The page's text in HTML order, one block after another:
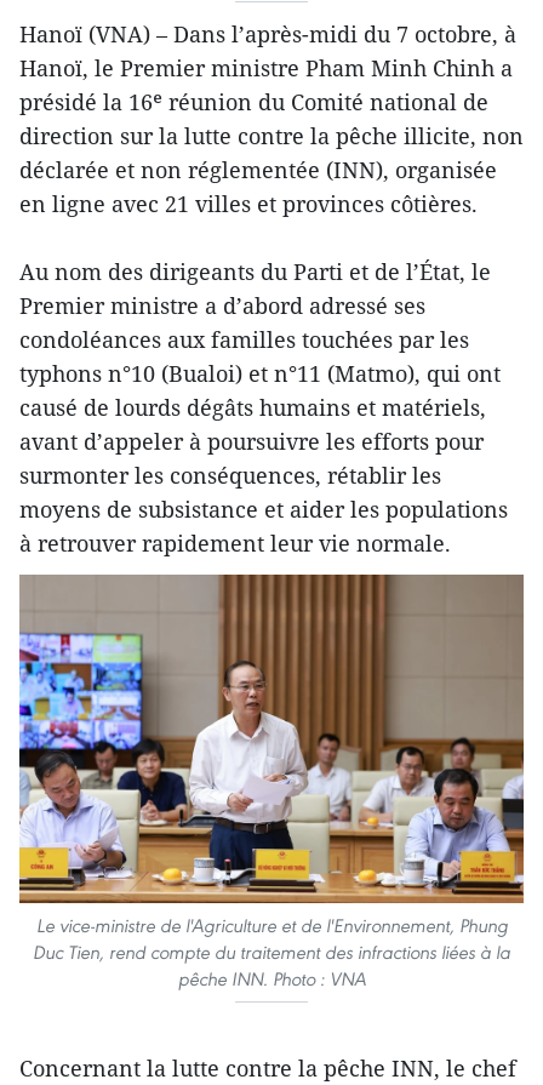
Hanoï (VNA) – Dans l’après-midi du 7 octobre, à
Hanoï, le Premier ministre Pham Minh Chinh a
présidé la 16ᵉ réunion du Comité national de
direction sur la lutte contre la pêche illicite, non
déclarée et non réglementée (INN), organisée
en ligne avec 21 villes et provinces côtières.
Au nom des dirigeants du Parti et de l’État, le
Premier ministre a d’abord adressé ses
condoléances aux familles touchées par les
typhons n°10 (Bualoi) et n°11 (Matmo), qui ont
causé de lourds dégâts humains et matériels,
avant d’appeler à poursuivre les efforts pour
surmonter les conséquences, rétablir les
moyens de subsistance et aider les populations
à retrouver rapidement leur vie normale.
Le vice-ministre de l'Agriculture et de l'Environnement, Phung
Duc Tien, rend compte du traitement des infractions liées à la
pêche INN. Photo : VNA
Concernant la lutte contre la pêche INN, le chef